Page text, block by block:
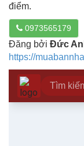
điểm.
0973565179
Đăng bởi Đức
https://